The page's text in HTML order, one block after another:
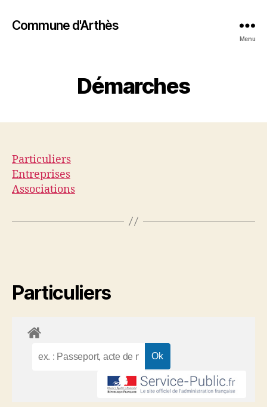
Commune d'Arthès
Menu
Démarches
Particuliers
Entreprises
Associations
Particuliers